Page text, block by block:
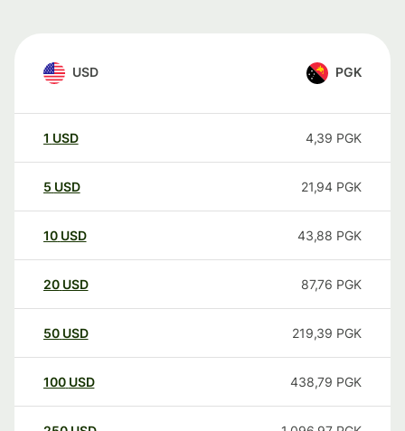
USD PGK
1 USD 4,39 PGK
5 USD 21,94 PGK
10 USD 43,88 PGK
20 USD 87,76 PGK
50 USD 219,39 PGK
100 USD 438,79 PGK